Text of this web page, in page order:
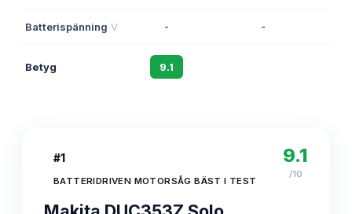
Batterispänning V - -
Betyg 9.1
#1
BATTERIDRIVEN MOTORSÅG BÄST I TEST
9.1
/10